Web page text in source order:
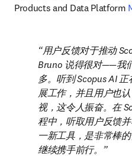
Products and Data Platform
用户反馈对于推动
Bruno 说得很对——我
多。听到 Scopus AI
展工作，并且用户也
视，这令人振奋。在
程中，听取用户反馈
一新工具，是非常棒
继续携手前行。